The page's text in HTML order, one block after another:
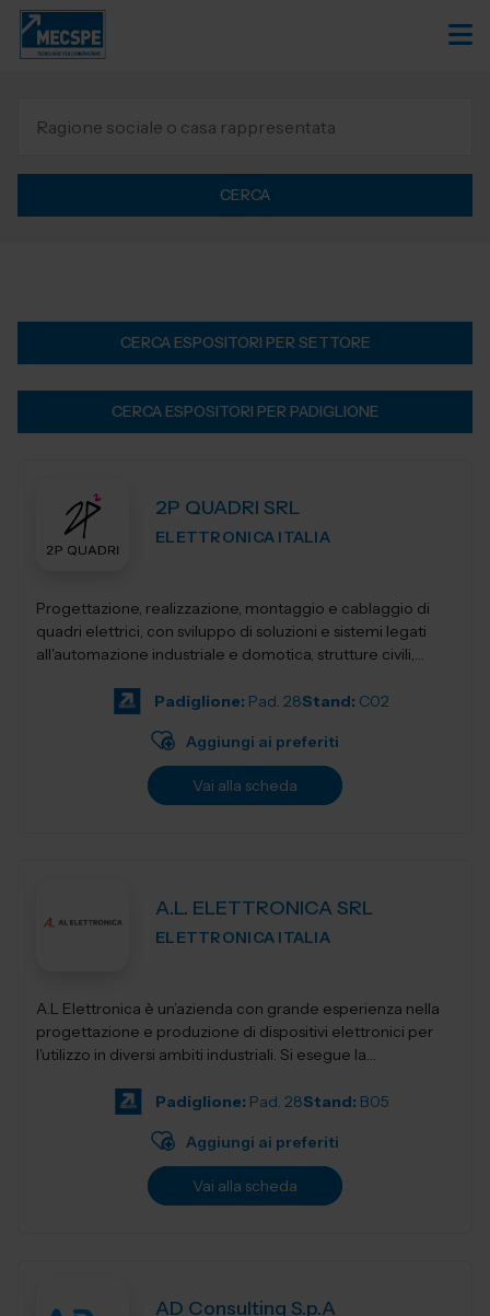
CERCA
CERCA ESPOSITORI PER SETTORE
CERCA ESPOSITORI PER PADIGLIONE
2P QUADRI SRL
ELETTRONICA ITALIA
Progettazione, realizzazione, montaggio e cablaggio di
quadri elettrici, con sviluppo di soluzioni e sistemi legati
all'automazione industriale e domotica, strutture civili,
Padiglione: Pad. 28Stand: C02
Aggiungi ai preferiti
Vai alla scheda
A.L. ELETTRONICA SRL
ELETTRONICA ITALIA
A.L Elettronica è un’azienda con grande esperienza nella
progettazione e produzione di dispositivi elettronici per
l'utilizzo in diversi ambiti industriali. Si esegue la
Padiglione: Pad. 28Stand: B05
Aggiungi ai preferiti
Vai alla scheda
AD Consulting S.p.A